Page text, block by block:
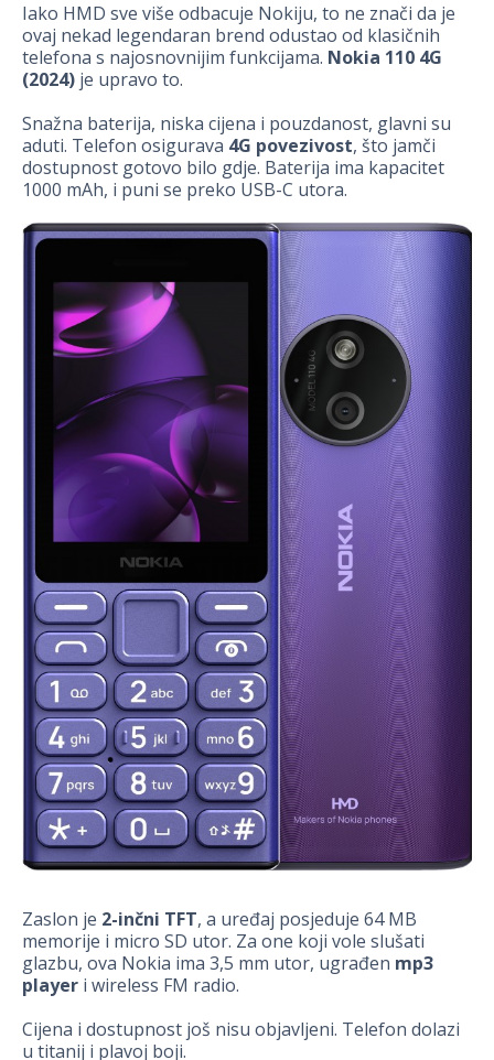
Iako HMD sve više odbacuje Nokiju, to ne znači da je
ovaj nekad legendaran brend odustao od klasičnih
telefona s najosnovnijim funkcijama. Nokia 110 4G
(2024) je upravo to.
Snažna baterija, niska cijena i pouzdanost, glavni su
aduti. Telefon osigurava 4G povezivost, što jamči
dostupnost gotovo bilo gdje. Baterija ima kapacitet
1000 mAh, i puni se preko USB-C utora.
Zaslon je 2-inčni TFT, a uređaj posjeduje 64 MB
memorije i micro SD utor. Za one koji vole slušati
glazbu, ova Nokia ima 3,5 mm utor, ugrađen mp3
player i wireless FM radio.
Cijena i dostupnost još nisu objavljeni. Telefon dolazi
u titanij i plavoj boji.